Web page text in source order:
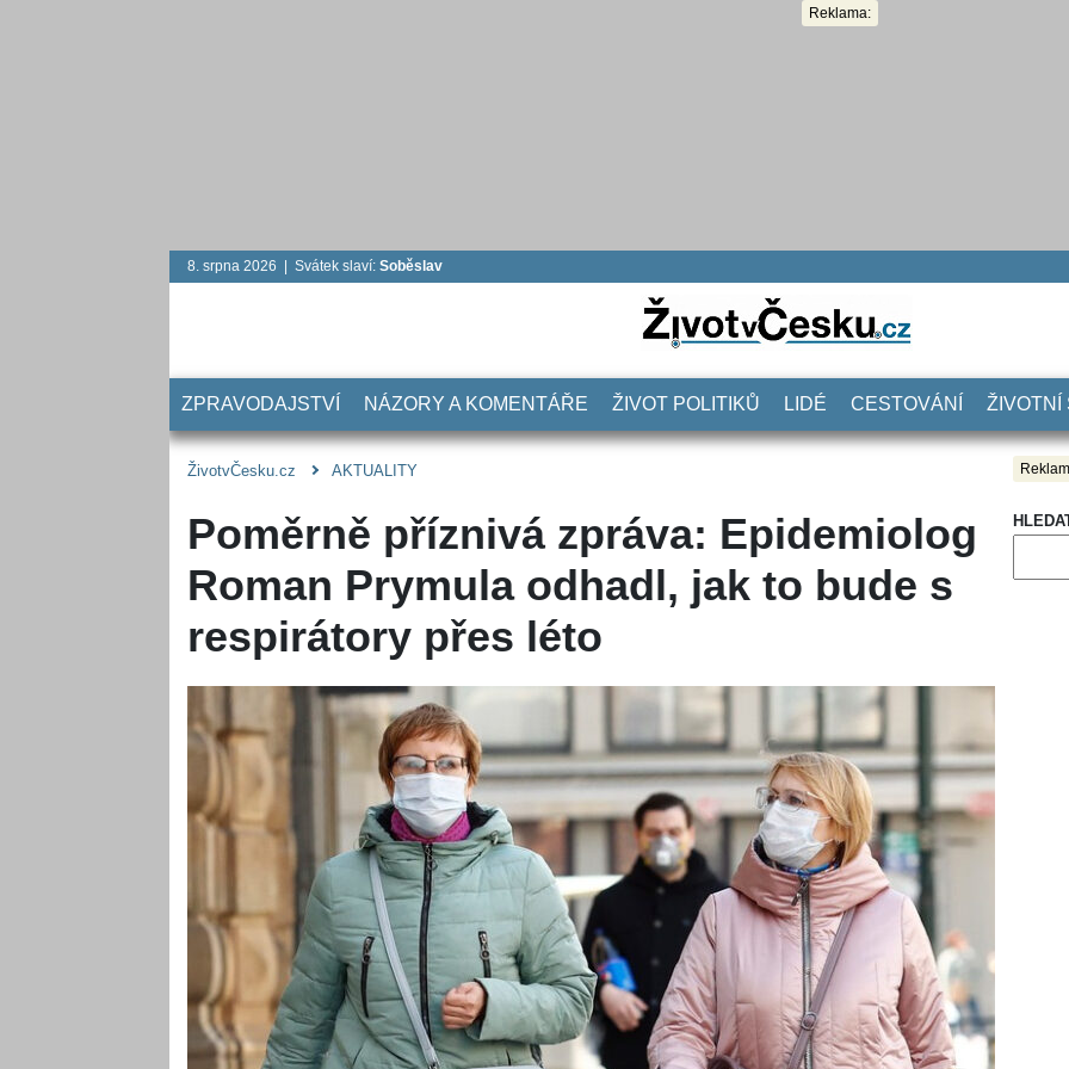
Reklama:
8. srpna 2026 | Svátek slaví: Soběslav
ZPRAVODAJSTVÍ NÁZORY A KOMENTÁŘE ŽIVOT POLITIKŮ LIDÉ CESTOVÁNÍ ŽIVOTNÍ
ŽivotvČesku.cz AKTUALITY
Poměrně příznivá zpráva: Epidemiolog
Roman Prymula odhadl, jak to bude s
respirátory přes léto